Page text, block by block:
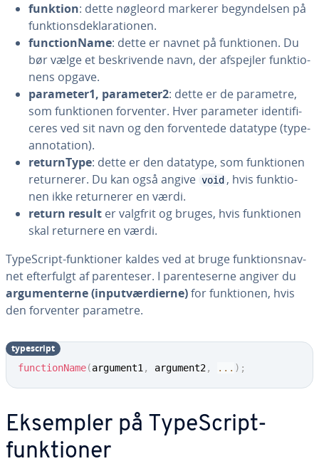
funktion: dette nøgleord markerer be­gyn­del­sen på
funk­tions­de­kla­ra­tio­nen.
fun­ctionNa­me: dette er navnet på funk­tio­nen. Du
bør vælge et be­skri­ven­de navn, der afspejler funk­tio­
nens opgave.
parameter1, parameter2: dette er de parametre,
som funk­tio­nen forventer. Hver parameter iden­ti­fi­
ce­res ved sit navn og den for­ven­te­de datatype (ty­pe­
an­no­ta­tion).
re­tur­n­Ty­pe: dette er den datatype, som funk­tio­nen
re­tur­ne­rer. Du kan også angive void , hvis funk­tio­
nen ikke re­tur­ne­rer en værdi.
return result er valgfrit og bruges, hvis funk­tio­nen
skal returnere en værdi.
Ty­pe­Script-funk­tio­ner kaldes ved at bruge funk­tions­nav­
net ef­ter­fulgt af pa­ren­te­ser. I pa­ren­te­ser­ne angiver du
ar­gu­men­ter­ne (in­put­vær­di­er­ne)for funk­tio­nen, hvis
den forventer parametre.
functionName(argument1 , argument2, ... ) ;
ty­pe­script
Eksempler på Ty­pe­Script-
funk­tio­ner